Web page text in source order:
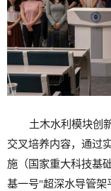
土木水利模块创
交叉培养内容，通过
施（国家重大科技基
基一号"超深水导管架